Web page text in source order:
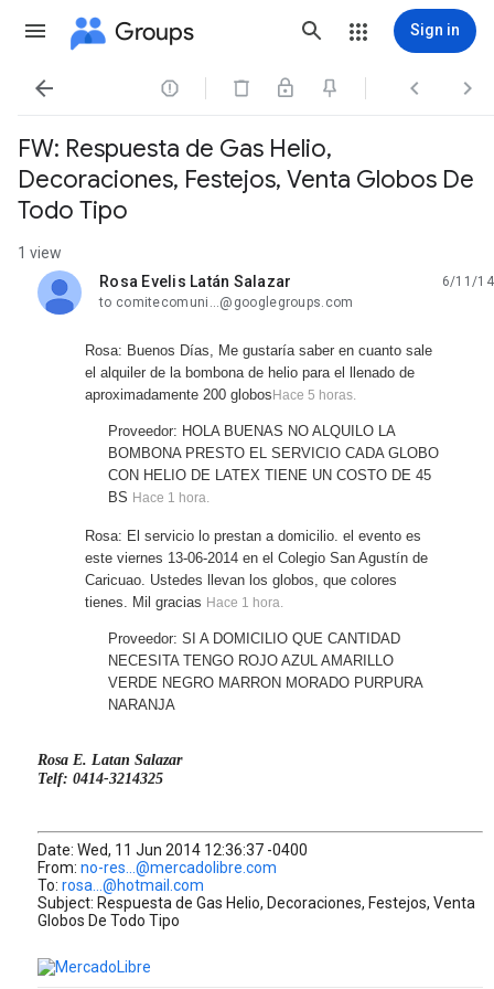
Groups Sign in
   
FW: Respuesta de Gas Helio,
Decoraciones, Festejos, Venta Globos De
Todo Tipo
1 view
Rosa Evelis Latán Salazar
unread,
6/11/14
to comitecomuni...@googlegroups.com
Rosa: Buenos Días, Me gustaría saber en cuanto sale
el alquiler de la bombona de helio para el llenado de
aproximadamente 200 globos Hace 5 horas.
Proveedor: HOLA BUENAS NO ALQUILO LA
BOMBONA PRESTO EL SERVICIO CADA GLOBO
CON HELIO DE LATEX TIENE UN COSTO DE 45
BS Hace 1 hora.
Rosa: El servicio lo prestan a domicilio. el evento es
este viernes 13-06-2014 en el Colegio San Agustín de
Caricuao. Ustedes llevan los globos, que colores
tienes. Mil gracias Hace 1 hora.
Proveedor: SI A DOMICILIO QUE CANTIDAD
NECESITA TENGO ROJO AZUL AMARILLO
VERDE NEGRO MARRON MORADO PURPURA
NARANJA
Rosa E. Latan Salazar
Telf: 0414-3214325
Date: Wed, 11 Jun 2014 12:36:37 -0400
From: no-res...@mercadolibre.com
To: rosa...@hotmail.com
Subject: Respuesta de Gas Helio, Decoraciones, Festejos, Venta
Globos De Todo Tipo